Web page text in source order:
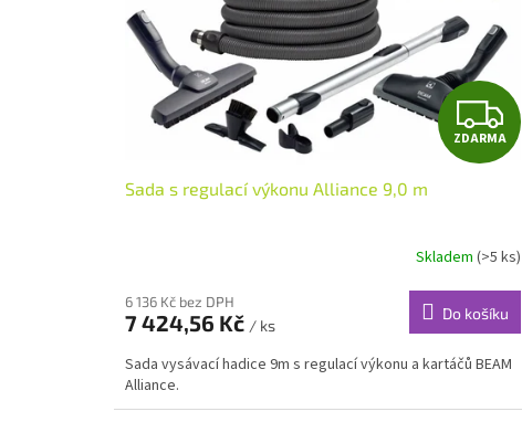
Z
D
R
M
A
ZDARMA
Sada s regulací výkonu Alliance 9,0 m
Skladem(>5 ks)
6 136 Kč bez DPH
7 424,56 Kč / ks
Do košíku
Sada vysávací hadice 9m s regulací výkonu a kartáčů BEAM
Alliance.